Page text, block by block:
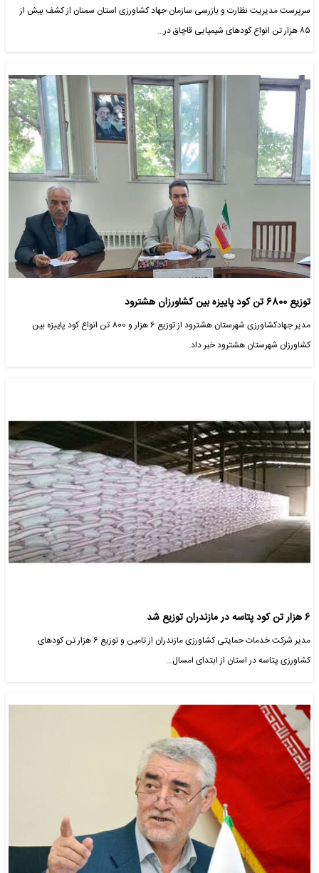
سرپرست مدیریت نظارت و بازرسی سازمان جهاد کشاورزی استان سمنان از کشف بیش از
۸۵ هزار تن انواع کودهای شیمیایی قاچاق در…
توزیع 6800 تن کود پاییزه بین کشاورزان هشترود
مدیر جهادکشاورزی شهرستان هشترود از توزیع 6 هزار و 800 تن انواع کود پاییزه بین
کشاورزان شهرستان هشترود خبر داد.
6 هزار تن کود پتاسه در مازندران توزیع شد
مدیر شرکت خدمات حمایتی کشاورزی مازندران از تامین و توزیع 6 هزار تن کودهای
کشاورزی پتاسه در استان از ابتدای امسال…